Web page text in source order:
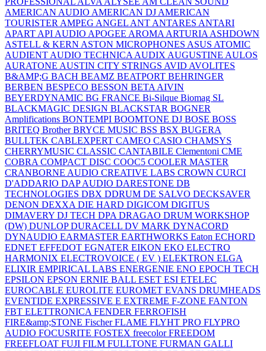
AMERICAN AUDIO AMERICAN DJ AMERICAN
TOURISTER AMPEG ANGEL ANT ANTARES ANTARI
APART API AUDIO APOGEE AROMA ARTURIA ASHDOWN
ASTELL & KERN ASTON MICROPHONES ASUS ATOMIC
AUDIENT AUDIO TECHNICA AUDIX AUGUSTINE AULOS
AURATONE AUSTIN CITY STRINGS AVID AVOLITES
B&AMP;G BACH BEAMZ BEATPORT BEHRINGER
BERBEN BESPECO BESSON BETA AIVIN
BEYERDYNAMIC BG FRANCE Bi-Silque Biomag SL
BLACKMAGIC DESIGN BLACKSTAR BOGNER
Amplifications BONTEMPI BOOMTONE DJ BOSE BOSS
BRITEQ BrotherBRYCE MUSIC BSS BSX BUGERA
BULLTEK CABLEXPERT CAMEO CASIO CHAMSYS
CHERRYMUSIC CLASSIC CANTABILE Clementoni CME
COBRA COMPACT DISC COOC5 COOLER MASTER
CRANBORNE AUDIO CREATIVE LABS CROWN CURCI
D'ADDARIO DAP AUDIO DARESTONE DB
TECHNOLOGIES DBX DDRUM DE SALVO DECKSAVER
DENON DEXXA DIE HARD DIGICOM DIGITUS
DIMAVERY DJ TECH DPA DRAGAO DRUM WORKSHOP
(DW) DUNLOPDURACELL DV MARK DYNACORD
DYNAUDIO EARMASTER EARTHWORKS Eaton ECHORD
EDNET EFFEDOT EGNATER EIKON EKO ELECTRO
HARMONIX ELECTROVOICE ( EV ) ELEKTRON ELGA
ELIXIR EMPIRICAL LABS ENERGENIE ENO EPOCH TECH
EPSILON EPSON ERNIE BALL ESET ESI ETELEC
EUROCABLE EUROLITE EUROMET EVANS DRUMHEADS
EVENTIDE EXPRESSIVE E EXTREME F-ZONE FANTON
FBT ELETTRONICA FENDER FERROFISH
FIRE&amp;STONE FischerFLAME FLYHT PRO FLYPRO
AUDIO FOCUSRITE FOSTEX freecolorFREEDOM
FREEFLOAT FUJI FILM FULLTONE FURMAN GALLI